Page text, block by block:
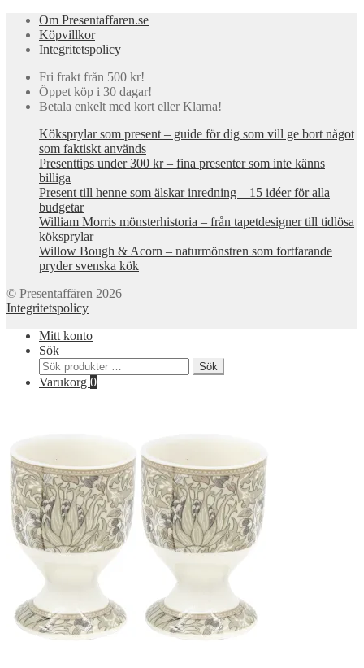
Om Presentaffaren.se
Köpvillkor
Integritetspolicy
Fri frakt från 500 kr!
Öppet köp i 30 dagar!
Betala enkelt med kort eller Klarna!
Köksprylar som present – guide för dig som vill ge bort något
som faktiskt används
Presenttips under 300 kr – fina presenter som inte känns
billiga
Present till henne som älskar inredning – 15 idéer för alla
budgetar
William Morris mönsterhistoria – från tapetdesigner till tidlösa
köksprylar
Willow Bough & Acorn – naturmönstren som fortfarande
pryder svenska kök
© Presentaffären 2026
Integritetspolicy
Mitt konto
Sök
Sök
efter:
Sök
Varukorg 0